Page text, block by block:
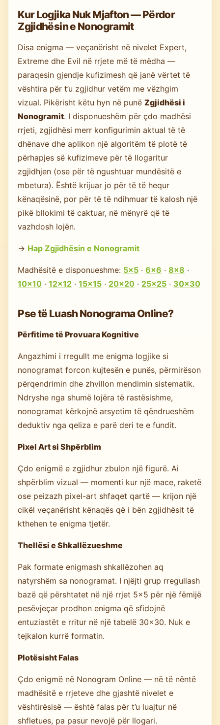
Kur Logjika Nuk Mjafton — Përdor
Zgjidhësin e Nonogramit
Disa enigma — veçanërisht në nivelet Expert,
Extreme dhe Evil në rrjete më të mëdha —
paraqesin gjendje kufizimesh që janë vërtet të
vështira për t’u zgjidhur vetëm me vëzhgim
vizual. Pikërisht këtu hyn në punëZgjidhësi i
Nonogramit. I disponueshëm për çdo madhësi
rrjeti, zgjidhësi merr konfigurimin aktual të të
dhënave dhe aplikon një algoritëm të plotë të
përhapjes së kufizimeve për të llogaritur
zgjidhjen (ose për të ngushtuar mundësitë e
mbetura). Është krijuar jo për të të hequr
kënaqësinë, por për të të ndihmuar të kalosh një
pikë bllokimi të caktuar, në mënyrë që të
vazhdosh lojën.
→ Hap Zgjidhësin e Nonogramit
Madhësitë e disponueshme: 5×5 ·6×6 ·8×8 ·
10×10 ·12×12 ·15×15 · 20×20 · 25×25 · 30×30
Pse të Luash Nonograma Online?
Përfitime të Provuara Kognitive
Angazhimi i rregullt me enigma logjike si
nonogramat forcon kujtesën e punës, përmirëson
përqendrimin dhe zhvillon mendimin sistematik.
Ndryshe nga shumë lojëra të rastësishme,
nonogramat kërkojnë arsyetim të qëndrueshëm
deduktiv nga qeliza e parë deri te e fundit.
Pixel Art si Shpërblim
Çdo enigmë e zgjidhur zbulon një figurë. Ai
shpërblim vizual — momenti kur një mace, raketë
ose peizazh pixel-art shfaqet qartë — krijon një
cikël veçanërisht kënaqës që i bën zgjidhësit të
kthehen te enigma tjetër.
Thellësi e Shkallëzueshme
Pak formate enigmash shkallëzohen aq
natyrshëm sa nonogramat. I njëjti grup rregullash
bazë që përshtatet në një rrjet 5×5 për një fëmijë
pesëvjeçar prodhon enigma që sfidojnë
entuziastët e rritur në një tabelë 30×30. Nuk e
tejkalon kurrë formatin.
Plotësisht Falas
Çdo enigmë në Nonogram Online — në të nëntë
madhësitë e rrjeteve dhe gjashtë nivelet e
vështirësisë — është falas për t’u luajtur në
shfletues, pa pasur nevojë për llogari.